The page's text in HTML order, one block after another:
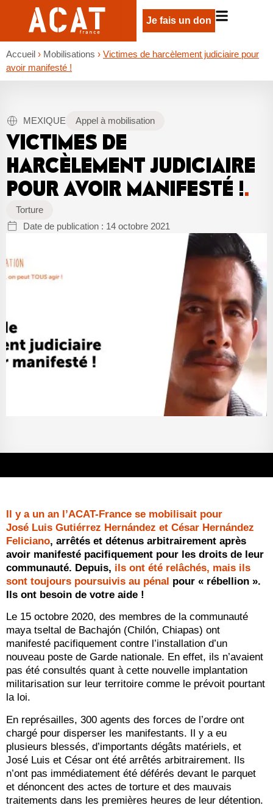
Je fais un don
Accueil › Mobilisations › Victimes de harcèlement judiciaire pour
avoir manifesté !
MEXIQUE Appel à mobilisation
VICTIMES DE
HARCÈLEMENT JUDICIAIRE
POUR AVOIR MANIFESTÉ !.
Torture
Date de publication : 14 octobre 2021
Il y a un an l’ACAT-France se mobilisait pour
José Luis Gutiérrez Hernández et César Hernández
Feliciano, arrêtés et détenus arbitrairement après
avoir manifesté pacifiquement pour les droits de leur
communauté. Depuis, ils ont été relâchés, mais ils
sont toujours poursuivis au pénal pour « rébellion ».
Ils ont besoin de votre aide !
Le 15 octobre 2020, des membres de la communauté
maya tseltal de Bachajón (Chilón, Chiapas) ont
manifesté pacifiquement contre l’installation d’un
nouveau poste de Garde nationale. En effet, ils n’avaient
pas été consultés quant à cette nouvelle implantation
militarisation sur leur territoire comme le prévoit pourtant
la loi.
En représailles, 300 agents des forces de l’ordre ont
chargé pour disperser les manifestants. Il y a eu
plusieurs blessés, d’importants dégâts matériels, et
José Luis et César ont été arrêtés arbitrairement. Ils
n’ont pas immédiatement été déférés devant le parquet
et dénoncent des actes de torture et des mauvais
traitements dans les premières heures de leur détention.